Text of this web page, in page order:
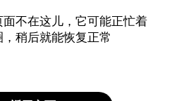
不在这儿，它可能正忙着
，稍后就能恢复正常